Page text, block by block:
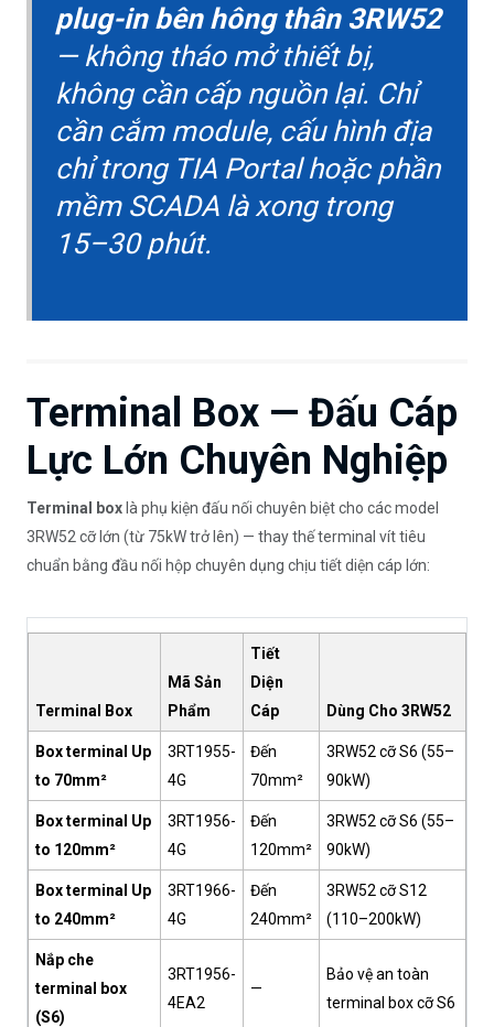
plug-in bên hông thân 3RW52
— không tháo mở thiết bị,
không cần cấp nguồn lại. Chỉ
cần cắm module, cấu hình địa
chỉ trong TIA Portal hoặc phần
mềm SCADA là xong trong
15–30 phút.
Terminal Box — Đấu Cáp
Lực Lớn Chuyên Nghiệp
Terminal box là phụ kiện đấu nối chuyên biệt cho các model
3RW52 cỡ lớn (từ 75kW trở lên) — thay thế terminal vít tiêu
chuẩn bằng đầu nối hộp chuyên dụng chịu tiết diện cáp lớn:
Terminal Box
Mã Sản
Phẩm
Tiết
Diện
Cáp
Dùng Cho 3RW52
Box terminal Up
to 70mm²
3RT1955-
4G
Đến
70mm²
3RW52 cỡ S6 (55–
90kW)
Box terminal Up
to 120mm²
3RT1956-
4G
Đến
120mm²
3RW52 cỡ S6 (55–
90kW)
Box terminal Up
to 240mm²
3RT1966-
4G
Đến
240mm²
3RW52 cỡ S12
(110–200kW)
Nắp che
terminal box
(S6)
3RT1956-
4EA2
—
Bảo vệ an toàn
terminal box cỡ S6